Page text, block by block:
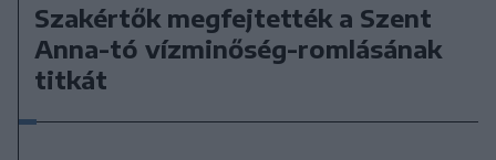
Szakértők megfejtették a Szent
Anna-tó vízminőség-romlásának
titkát